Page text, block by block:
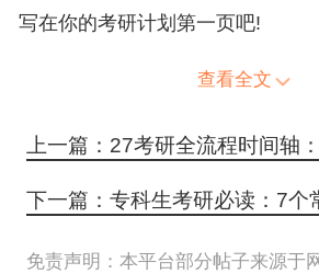
写在你的考研计划第一页吧!
查看全文
免责声明：本平台部分帖子来源于